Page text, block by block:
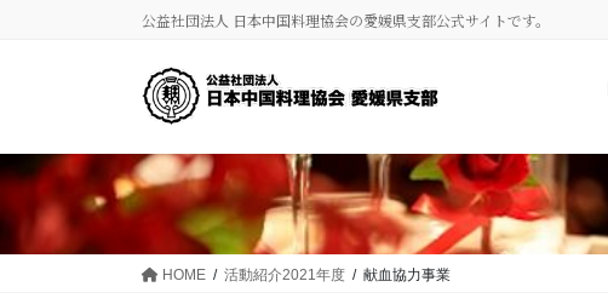
に
移
動
ョ
ン
に
公益社団法人 日本中国料理協会の愛媛県支部公式サイトです。
HOME 活動紹介2021年度 献血協力事業